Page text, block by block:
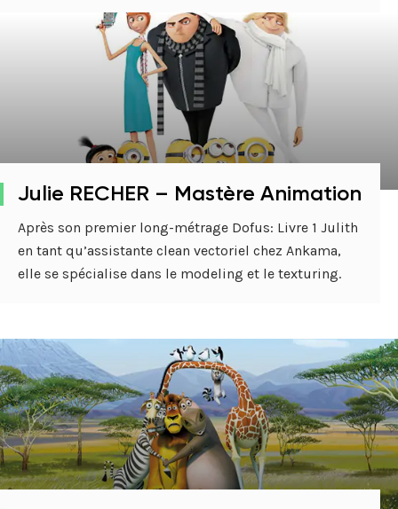
Julie RECHER – Mastère Animation
Après son premier long-métrage Dofus: Livre 1 Julith
en tant qu’assistante clean vectoriel chez Ankama,
elle se spécialise dans le modeling et le texturing.